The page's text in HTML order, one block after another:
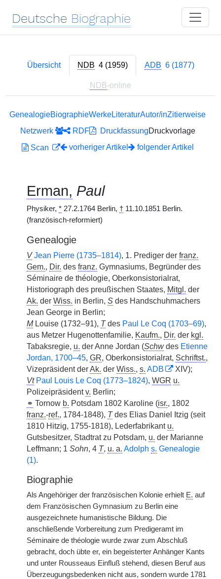
Deutsche Biographie
Übersicht NDB 4 (1959) ADB 6 (1877)
NDB-online
GenealogieBiographieWerkeLiteraturAutor/inZitierweise
Netzwerk
RDF DruckfassungDruckvorlage
Scan
vorheriger Artikel folgender Artikel
Erman, Paul
Physiker, * 27.2.1764 Berlin, † 11.10.1851 Berlin.
(französisch-reformiert)
Genealogie
V Jean Pierre (1735–1814), 1. Prediger der franz.
Gem., Dir. des franz. Gymnasiums, Begründer des
Séminaire de théologie, Oberkonsistorialrat,
Historiograph des preußischen Staates, Mitgl. der
Ak. der Wiss. in Berlin, S des Handschuhmachers
Jean George in Berlin;
MLouise (1732–91), Tdes Paul Le Coq (1703–69),
aus Metzer Hugenottenfamilie, Kaufm., Dir. der kgl.
Tabaksregie, u. der Anne Jordan (Schwdes Etienne
Jordan, 1700–45, GR, Oberkonsistorialrat, Schriftst.,
Vizepräsident derAk. der Wiss., s. ADB
XIV);
Vt Paul Louis Le Coq (1773–1824), WGR u.
Polizeipräsidentv. Berlin;
⚭ Tornow b. Potsdam 1802 Karoline (isr., 1802
franz.-ref., 1784-1848), Tdes Elias Daniel Itzig (seit
1810 Hitzig, 1755-1818), Lederfabrikant u.
Gutsbesitzer, Stadtrat zu Potsdam, u. der Marianne
Leffmann; 1 Sohn, 4 T, u. a. Adolph s. Genealogie
(1).
Biographie
Als Angehöriger der französischen Kolonie erhielt E. auf
dem Französischen Gymnasium zu Berlin eine
ausgezeichnete humanistische Bildung. Die
anschließende Vorbereitung zum Predigeramt im
Séminaire de théologie wurde zwar zum Abschluß
gebracht, doch übte er, ein begeisterter Anhänger Kants
und unter Rousseaus Einfluß stehend, diesen Beruf aus
Überzeugungsbedenken nicht aus, sondern wurde 1781